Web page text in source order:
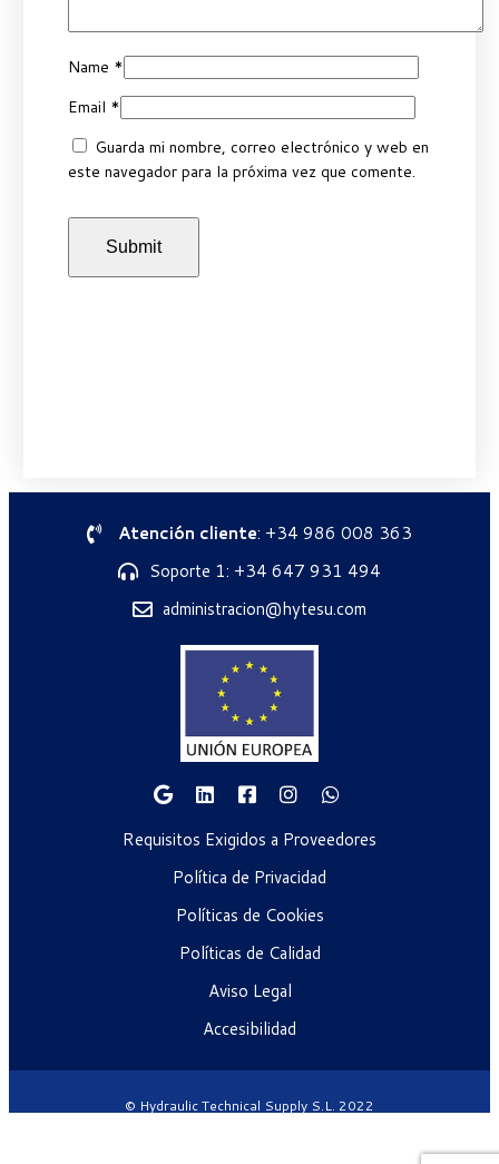
Name *
Email *
Guarda mi nombre, correo electrónico y web en
este navegador para la próxima vez que comente.
Atención cliente: +34 986 008 363
Soporte 1: +34 647 931 494
administracion@hytesu.com
Requisitos Exigidos a Proveedores
Política de Privacidad
Políticas de Cookies
Políticas de Calidad
Aviso Legal
Accesibilidad
© Hydraulic Technical Supply S.L. 2022